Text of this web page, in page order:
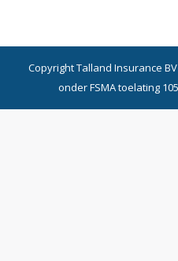
Copyright Talland Insurance BV
onder FSMA toelating